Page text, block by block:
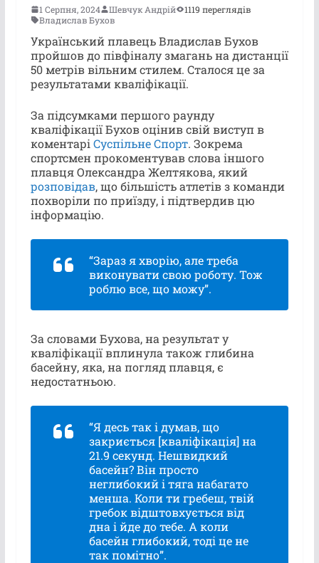
1 Серпня, 2024 Шевчук Андрій
1119 переглядів
Владислав Бухов
Український плавець Владислав Бухов
пройшов до півфіналу змагань на дистанції
50 метрів вільним стилем. Сталося це за
результатами кваліфікації.
За підсумками першого раунду
кваліфікації Бухов оцінив свій виступ в
коментарі Суспільне Спорт. Зокрема
спортсмен прокоментував слова іншого
плавця Олександра Желтякова, який
розповідав, що більшість атлетів з команди
похворіли по приїзду, і підтвердив цю
інформацію.
“Зараз я хворію, але треба
виконувати свою роботу. Тож
роблю все, що можу”.
За словами Бухова, на результат у
кваліфікації вплинула також глибина
басейну, яка, на погляд плавця, є
недостатньою.
“Я десь так і думав, що
закриється [кваліфікація] на
21.9 секунд. Нешвидкий
басейн? Він просто
неглибокий і тяга набагато
менша. Коли ти гребеш, твій
гребок відштовхується від
дна і йде до тебе. А коли
басейн глибокий, тоді це не
так помітно”.